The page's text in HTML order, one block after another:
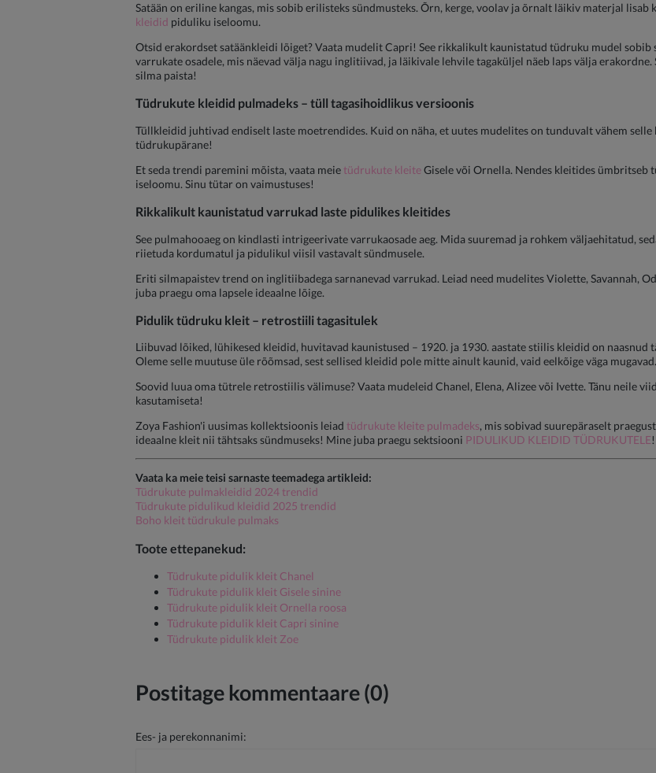
Satään on eriline kangas, mis sobib erilisteks sündmusteks. Õrn, kerge, voolav ja õrnalt läikiv materjal lisab
kleidid piduliku iseloomu.
Otsid erakordset satäänkleidi lõiget? Vaata mudelit Capri! See rikkalikult kaunistatud tüdruku mudel
varrukate osadele, mis näevad välja nagu inglitiivad, ja läikivale lehvile tagaküljel näeb laps välja
silma paista!
Tüdrukute kleidid pulmadeks – tüll tagasihoidlikus versioonis
Tüllkleidid juhtivad endiselt laste moetrendides. Kuid on näha, et uutes mudelites on tunduvalt vähem selle
tüdrukupärane!
Et seda trendi paremini mõista, vaata meietüdrukute kleiteGisele või Ornella. Nendes kleitides
iseloomu. Sinu tütar on vaimustuses!
Rikkalikult kaunistatud varrukad laste pidulikes kleitides
See pulmahooaeg on kindlasti intrigeerivate varrukaosade aeg. Mida suuremad ja rohkem väljaehitatud,
riietuda kordumatul ja pidulikul viisil vastavalt sündmusele.
Eriti silmapaistev trend on inglitiibadega sarnanevad varrukad. Leiad need mudelites Violette, Savannah,
juba praegu oma lapsele ideaalne lõige.
Pidulik tüdruku kleit – retrostiili tagasitulek
Liibuvad lõiked, lühikesed kleidid, huvitavad kaunistused – 1920. ja 1930. aastate stiilis kleidid on naasnud
Oleme selle muutuse üle rõõmsad, sest sellised kleidid pole mitte ainult kaunid, vaid eelkõige väga mugavad.
Soovid luua oma tütrele retrostiilis välimuse? Vaata mudeleid Chanel, Elena, Alizee või Ivette. Tänu neile
kasutamiseta!
Zoya Fashion'i uusimas kollektsioonis leiad tüdrukute kleite pulmadeks, mis sobivad suurepäraselt
ideaalne kleit nii tähtsaks sündmuseks! Mine juba praegu sektsiooni PIDULIKUD KLEIDID TÜDRUKUTELE!
Vaata ka meie teisi sarnaste teemadega artikleid:
Tüdrukute pulmakleidid 2024 trendid
Tüdrukute pidulikud kleidid 2025 trendid
Boho kleit tüdrukule pulmaks
Toote ettepanekud:
Tüdrukute pidulik kleit Chanel
Tüdrukute pidulik kleit Gisele sinine
Tüdrukute pidulik kleit Ornella roosa
Tüdrukute pidulik kleit Capri sinine
Tüdrukute pidulik kleit Zoe
Postitage kommentaare (0)
Ees- ja perekonnanimi: